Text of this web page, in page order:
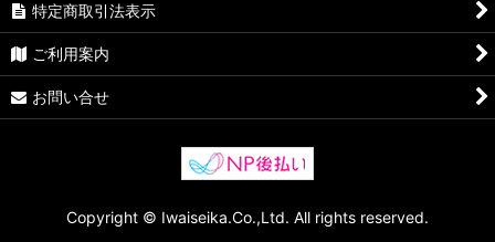
特定商取引法表示
ご利用案内
お問い合せ
Copyright © Iwaiseika.Co.,Ltd. All rights reserved.